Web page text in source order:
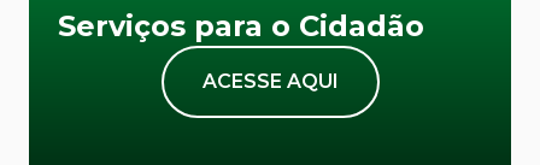
Serviços para o Cidadão
ACESSE AQUI